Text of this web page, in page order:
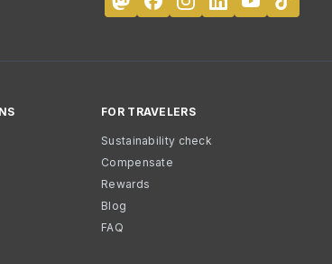
FOR TRAVELERS
Sustainability check
Compensate
Rewards
Blog
FAQ